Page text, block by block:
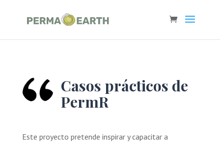
Casos prácticos de
PermR
Este proyecto pretende inspirar y capacitar a